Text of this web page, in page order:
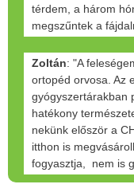
térdem, a három
megszűntek a
Zoltán: "A
ortopéd orvosa. Az
gyógyszertárakban
hatékony
nekünk először a
itthon is
fogyasztja, nem is